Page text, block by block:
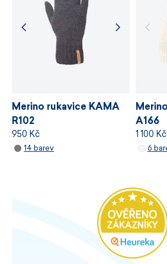
Pevné zakončení rukávů a
Certifikace bluesign®
Vyrobeno v České republice.
Merino rukavice KAMA
R102
950 Kč
14 barev
A166
1 100 Kč
6